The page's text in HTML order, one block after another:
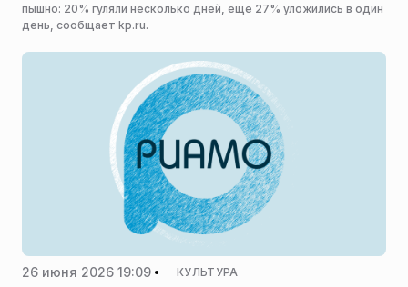
пышно: 20% гуляли несколько дней, еще 27% уложились в один
день, сообщает kp.ru.
26 июня 2026 19:09 КУЛЬТУРА